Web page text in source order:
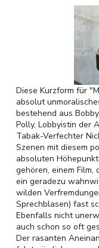
Diese Kurzform für
absolut
bestehend aus
Polly, Lobbyistin der
Tabak-Verfechter
Szenen mit diesem
absoluten
gehören, einem
ein geradezu
wilden
Sprechblasen) fast
Ebenfalls nicht
auch schon so oft
Der rasanten